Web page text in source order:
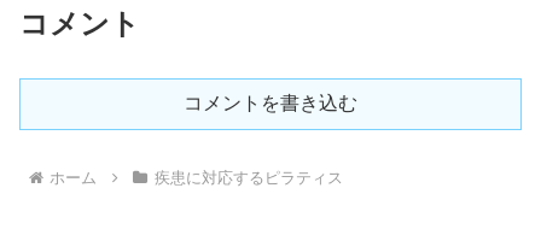
コメント
コメントを書き込む
ホーム 疾患に対応するピラティス